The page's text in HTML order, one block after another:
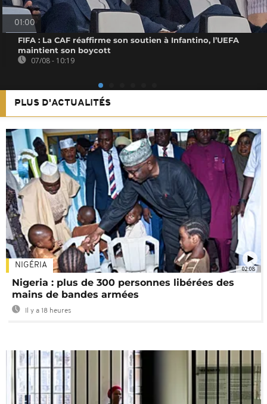
01:00
FIFA : La CAF réaffirme son soutien à Infantino, l’UEFA
maintient son boycott
07/08 - 10:19
PLUS D'ACTUALITÉS
02:08
NIGÉRIA
Nigeria : plus de 300 personnes libérées des
mains de bandes armées
Il y a 18 heures